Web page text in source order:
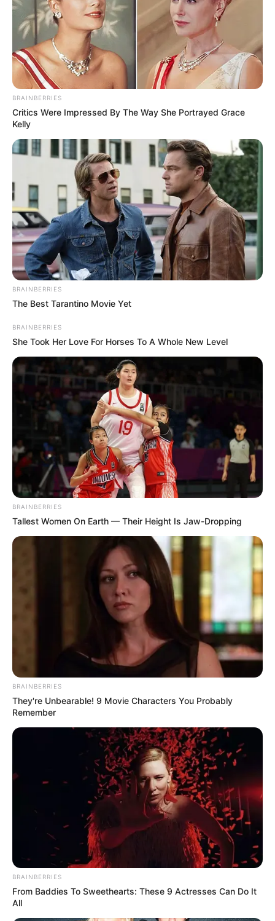
BRAINBERRIES
Critics Were Impressed By The Way She Portrayed Grace
Kelly
BRAINBERRIES
The Best Tarantino Movie Yet
BRAINBERRIES
She Took Her Love For Horses To A Whole New Level
BRAINBERRIES
Tallest Women On Earth — Their Height Is Jaw-Dropping
BRAINBERRIES
They're Unbearable! 9 Movie Characters You Probably
Remember
BRAINBERRIES
From Baddies To Sweethearts: These 9 Actresses Can Do It
All